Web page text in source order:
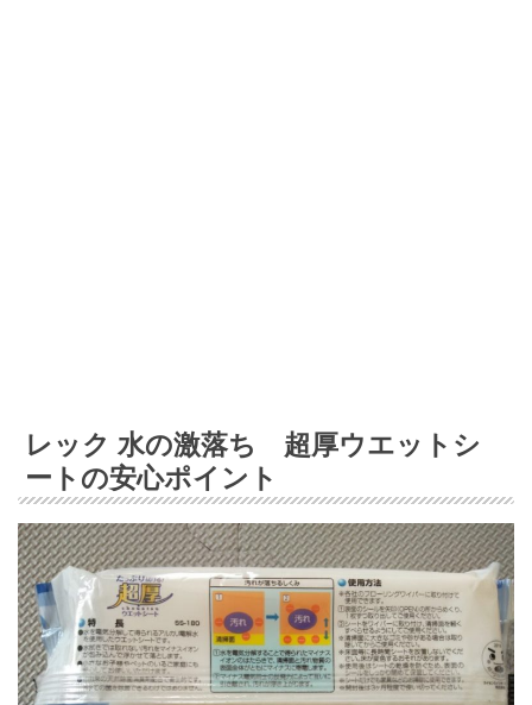
レック 水の激落ち 超厚ウエットシ
ートの安心ポイント